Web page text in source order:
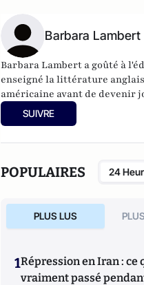
Barbara Lambert
Barbara Lambert a goûté à
enseigné la littérature
américaine avant de devenir
"Livres Hebdo". Elle est
responsable des rubriques
SUIVRE
POPULAIRES 24
PLUS LUS
1Répression en Iran : ce
vraiment passé